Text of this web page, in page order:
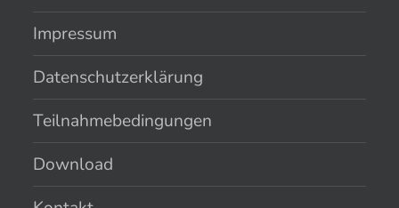
Impressum
Datenschutzerklärung
Teilnahmebedingungen
Download